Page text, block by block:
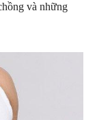
và những